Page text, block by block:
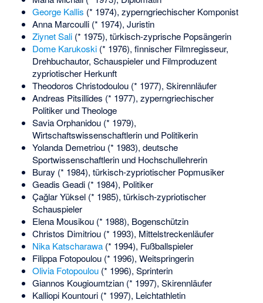
George Kallis (* 1974), zyperngriechischer Komponist
Anna Marcoulli(* 1974), Juristin
Ziynet Sali(* 1975), türkisch-zyprische Popsängerin
Dome Karukoski(* 1976), finnischer Filmregisseur,
Drehbuchautor, Schauspieler und Filmproduzent
zypriotischer Herkunft
Theodoros Christodoulou(* 1977), Skirennläufer
Andreas Pitsillides (* 1977), zyperngriechischer
Politiker und Theologe
Savia Orphanidou(* 1979),
Wirtschaftswissenschaftlerin und Politikerin
Yolanda Demetriou(* 1983), deutsche
Sportwissenschaftlerin und Hochschullehrerin
Buray (* 1984), türkisch-zypriotischer Popmusiker
Geadis Geadi(* 1984), Politiker
Çağlar Yüksel(* 1985), türkisch-zypriotischer
Schauspieler
Elena Mousikou(* 1988), Bogenschützin
Christos Dimitriou(* 1993), Mittelstreckenläufer
Nika Katscharawa(* 1994), Fußballspieler
Filippa Fotopoulou(* 1996), Weitspringerin
Olivia Fotopoulou(* 1996), Sprinterin
Giannos Kougioumtzian(* 1997), Skirennläufer
Kalliopi Kountouri(* 1997), Leichtathletin